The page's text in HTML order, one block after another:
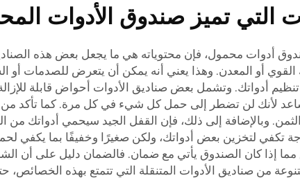
التي تميز صندوق الأدوات
أدوات محمول، فإن محتوياته هي ما يجعل بعض هذه
القوي أو المعدن. وهذا يعني أنه يمكن أن يتعرض
أدواتك. وتشمل بعض صناديق الأدوات أحواض قابلة
لأنك لن تضطر إلى حمل كل شيء في كل مرة. كما تأكد من
وبالإضافة إلى ذلك، فإن القفل الجيد سيحمي أدواتك من
تكفي لتخزين بعض أدواتك، ولكن صغيرًا وخفيفًا بما
مما إذا كان الصندوق يأتي مع ضمان. فالضمان دليل على